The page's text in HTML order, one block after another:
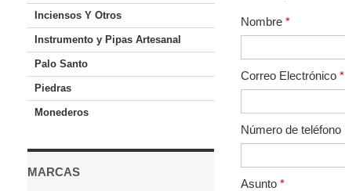
Inciensos Y Otros
Instrumento y Pipas Artesanal
Palo Santo
Piedras
Monederos
MARCAS
Nombre *
Correo Electrónico *
Número de teléfono
Asunto *